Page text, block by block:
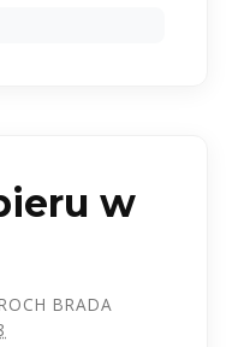
w
ROCH BRADA